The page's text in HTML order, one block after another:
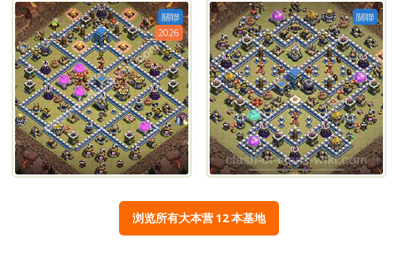
關聯
2026
關聯
浏览所有大本营 12 本基地